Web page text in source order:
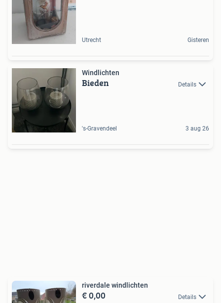
Utrecht Gisteren
Windlichten
Bieden Details
's-Gravendeel 3 aug 26
riverdale windlichten
€ 0,00 Details